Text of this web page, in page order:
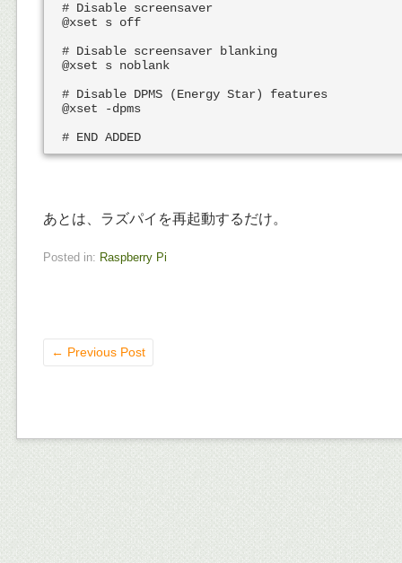
# Disable screensaver
@xset s off
# Disable screensaver blanking
@xset s noblank
# Disable DPMS (Energy Star) features
@xset -dpms
あとは、ラズパイを再起動するだけ。
Posted in: Raspberry Pi
← Previous Post